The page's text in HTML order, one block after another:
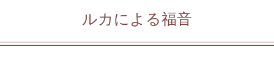
ルカによる福音